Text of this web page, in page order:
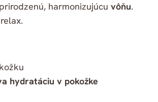
harmonizujúcu vôňu.
hydratáciu v pokožke